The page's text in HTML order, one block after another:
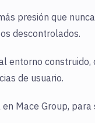
presión que
descontrolados.
entorno construido,
de usuario.
Mace Group, para